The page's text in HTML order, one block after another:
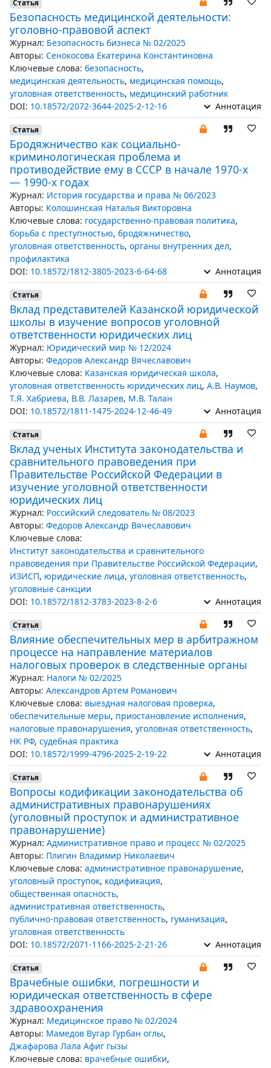
Статья
Безопасность медицинской деятельности:
уголовно-правовой аспект
Журнал: Безопасность бизнеса № 02/2025
Авторы: Сенокосова Екатерина Константиновна
Ключевые слова: безопасность,
медицинская деятельность, медицинская помощь,
уголовная ответственность, медицинский работник
DOI: 10.18572/2072-3644-2025-2-12-16 Аннотация
Статья
Бродяжничество как социально-
криминологическая проблема и
противодействие ему в СССР в начале 1970-х
— 1990-х годах
Журнал: История государства и права № 06/2023
Авторы: Колошинская Наталья Викторовна
Ключевые слова: государственно-правовая политика,
борьба с преступностью, бродяжничество,
уголовная ответственность, органы внутренних дел,
профилактика
DOI: 10.18572/1812-3805-2023-6-64-68 Аннотация
Статья
Вклад представителей Казанской юридической
школы в изучение вопросов уголовной
ответственности юридических лиц
Журнал: Юридический мир № 12/2024
Авторы: Федоров Александр Вячеславович
Ключевые слова: Казанская юридическая школа,
уголовная ответственность юридических лиц, А.В. Наумов,
Т.Я. Хабриева, В.В. Лазарев, М.В. Талан
DOI: 10.18572/1811-1475-2024-12-46-49 Аннотация
Статья
Вклад ученых Института законодательства и
сравнительного правоведения при
Правительстве Российской Федерации в
изучение уголовной ответственности
юридических лиц
Журнал: Российский следователь № 08/2023
Авторы: Федоров Александр Вячеславович
Ключевые слова:
Институт законодательства и сравнительного
правоведения при Правительстве Российской Федерации,
ИЗИСП, юридические лица, уголовная ответственность,
уголовные санкции
DOI: 10.18572/1812-3783-2023-8-2-6 Аннотация
Статья
Влияние обеспечительных мер в арбитражном
процессе на направление материалов
налоговых проверок в следственные органы
Журнал: Налоги № 02/2025
Авторы: Александров Артем Романович
Ключевые слова: выездная налоговая проверка,
обеспечительные меры, приостановление исполнения,
налоговые правонарушения, уголовная ответственность,
НК РФ, судебная практика
DOI: 10.18572/1999-4796-2025-2-19-22 Аннотация
Статья
Вопросы кодификации законодательства об
административных правонарушениях
(уголовный проступок и административное
правонарушение)
Журнал: Административное право и процесс № 02/2025
Авторы: Плигин Владимир Николаевич
Ключевые слова: административное правонарушение,
уголовный проступок, кодификация,
общественная опасность,
административная ответственность,
публично-правовая ответственность, гуманизация,
уголовная ответственность
DOI: 10.18572/2071-1166-2025-2-21-26 Аннотация
Статья
Врачебные ошибки, погрешности и
юридическая ответственность в сфере
здравоохранения
Журнал: Медицинское право № 02/2024
Авторы: Мамедов Вугар Гурбан оглы,
Джафарова Лала Афиг гызы
Ключевые слова: врачебные ошибки,